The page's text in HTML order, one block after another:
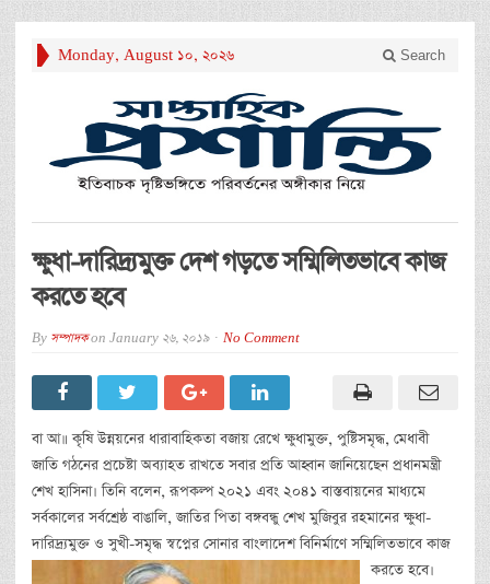
Monday, August 10, 2026 Search
ক্ষুধা-দারিদ্র্যমুক্ত দেশ গড়তে সম্মিলিতভাবে কাজ
করতে হবে
By সম্পাদকon January 26, 2019 No Comment
বা আ॥ কৃষি উন্নয়নের ধারাবাহিকতা বজায় রেখে ক্ষুধামুক্ত, পুষ্টিসমৃদ্ধ, মেধাবী
জাতি গঠনের প্রচেষ্টা অব্যাহত রাখতে সবার প্রতি আহ্বান জানিয়েছেন প্রধানমন্ত্রী
শেখ হাসিনা। তিনি বলেন, রূপকল্প ২০২১ এবং ২০৪১ বাস্তবায়নের মাধ্যমে
সর্বকালের সর্বশ্রেষ্ঠ বাঙালি, জাতির পিতা বঙ্গবন্ধু শেখ মুজিবুর রহমানের ক্ষুধা-
দারিদ্র্যমুক্ত ও সুখী-সমৃদ্ধ স্বপ্নের সোনার বাংলাদেশ বিনির্মাণে সম্মিলিতভাবে কাজ
করতে হবে।